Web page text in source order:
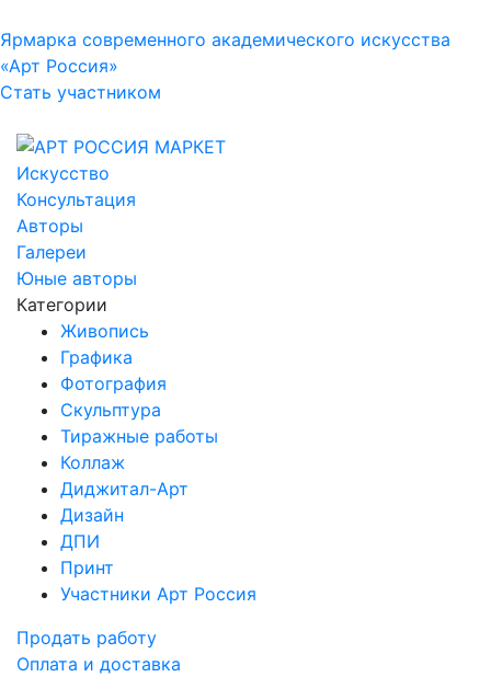
Ярмарка современного академического искусства
«Арт Россия»
Стать участником
Искусство
Консультация
Авторы
Галереи
Юные авторы
Категории
Живопись
Графика
Фотография
Скульптура
Тиражные работы
Коллаж
Диджитал-Арт
Дизайн
ДПИ
Принт
Участники Арт Россия
Продать работу
Оплата и доставка